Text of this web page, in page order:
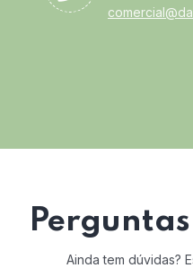
Ainda tem dúvidas?